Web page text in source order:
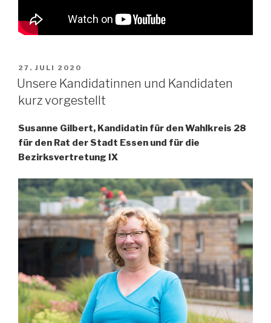
VERÖFFENTLICHT
AM
27. JULI 2020
Unsere Kandidatinnen und Kandidaten
kurz vorgestellt
Susanne Gilbert, Kandidatin für den Wahlkreis 28
für den Rat der Stadt Essen und für die
Bezirksvertretung IX